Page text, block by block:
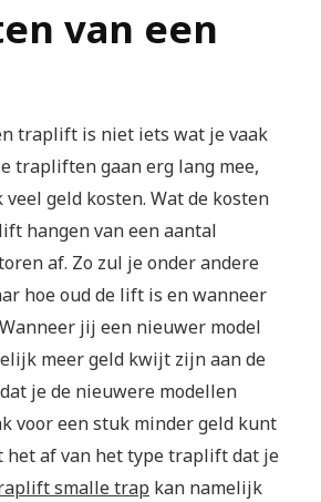
van een
traplift is niet iets wat je vaak
trapliften gaan erg lang mee,
geld kosten. Wat de kosten
hangen van een aantal
af. Zo zul je onder andere
hoe oud de lift is en wanneer
jij een nieuwer model
meer geld kwijt zijn aan de
je de nieuwere modellen
voor een stuk minder geld kunt
het af van het type traplift dat je
smalle trap kan namelijk